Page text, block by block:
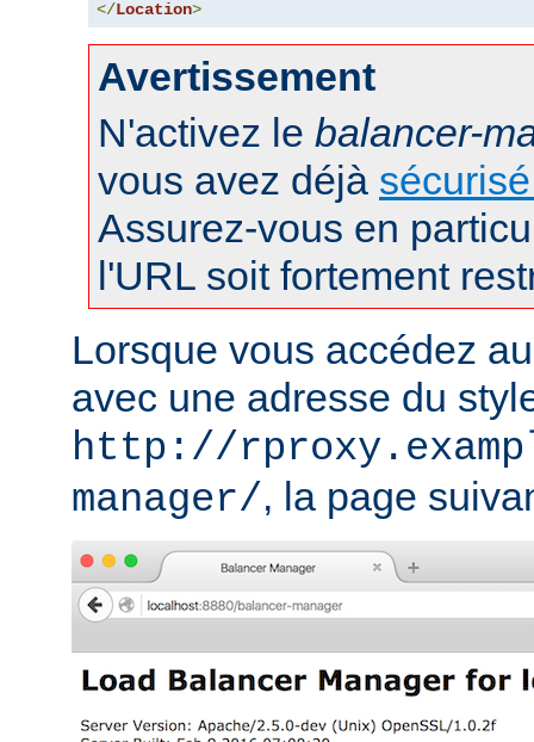
</Location>
Avertissement
N'activez le balancer-
vous avez déjà
Assurez-vous en
l'URL soit fortement
Lorsque vous accédez
avec une adresse du
http://
manager/, la page